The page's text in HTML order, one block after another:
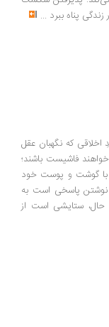
ببرد...
که نگهبان عقل
باشند؛
و پوست خود
پاسخی است به
است از